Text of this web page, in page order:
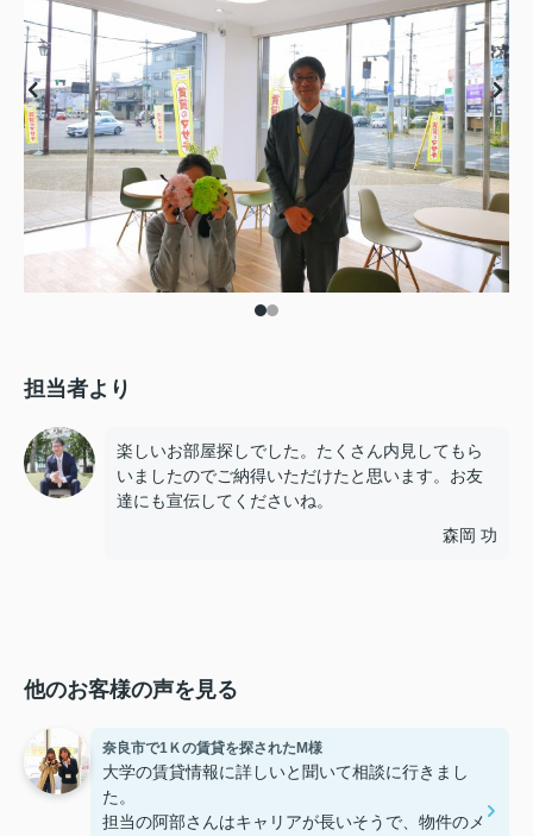
担当者より
楽しいお部屋探しでした。たくさん内見してもら
いましたのでご納得いただけたと思います。お友
達にも宣伝してくださいね。
森岡 功
他のお客様の声を見る
奈良市で1Ｋの賃貸を探されたM様
大学の賃貸情報に詳しいと聞いて相談に行きまし
た。
担当の阿部さんはキャリアが長いそうで、物件のメ